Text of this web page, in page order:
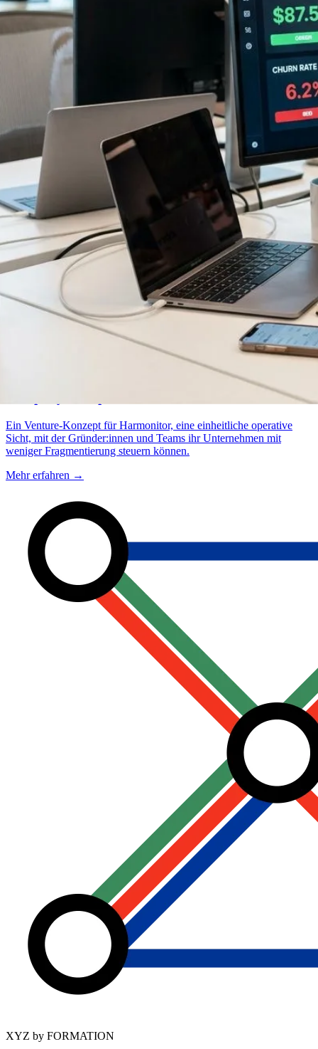
Ein Venture-Konzept für Harmonitor, eine einheitliche operative
Sicht, mit der Gründer:innen und Teams ihr Unternehmen mit
weniger Fragmentierung steuern können.
Mehr erfahren →
XYZ by FORMATION